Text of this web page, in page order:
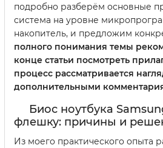
подробно разберём основные
система на уровне
накопитель, и предложим
полного понимания темы
конце статьи посмотреть
процесс рассматривается
дополнительными
Биос ноутбука
флешку: причины и
Из моего практического опыта